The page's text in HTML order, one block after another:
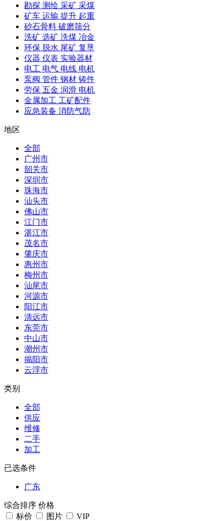
勘探 测绘 采矿 采煤
矿车 运输 提升 起重
砂石骨料 破磨筛分
洗矿 选矿 洗煤 冶金
环保 脱水 尾矿 复垦
仪器 仪表 实验器材
电工 电气 电线 电机
泵阀 管件 钢材 铸件
劳保 五金 润滑 电机
金属加工 工矿配件
应急装备 消防气防
地区
全部
广州市
韶关市
深圳市
珠海市
汕头市
佛山市
江门市
湛江市
茂名市
肇庆市
惠州市
梅州市
汕尾市
河源市
阳江市
清远市
东莞市
中山市
潮州市
揭阳市
云浮市
类别
全部
供应
维修
二手
加工
已选条件
广东
综合排序 价格
标价
图片 VIP